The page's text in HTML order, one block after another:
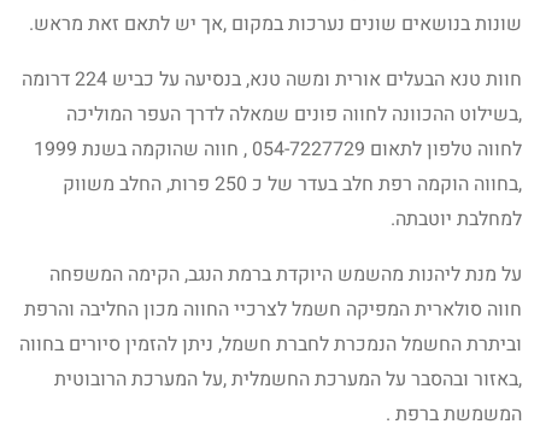
שונות בנושאים שונים נערכות במקום ,אך יש לתאם זאת מראש.
חוות טנא הבעלים אורית ומשה טנא, בנסיעה על כביש 224 דרומה
,בשילוט ההכוונה לחווה פונים שמאלה לדרך העפר המוליכה
לחווה טלפון לתאום 054-7227729 , חווה שהוקמה בשנת 1999
,בחווה הוקמה רפת חלב בעדר של כ 250 פרות, החלב משווק
למחלבת יוטבתה.
על מנת ליהנות מהשמש היוקדת ברמת הנגב, הקימה המשפחה
חווה סולארית המפיקה חשמל לצרכיי החווה מכון החליבה והרפת
וביתרת החשמל הנמכרת לחברת חשמל, ניתן להזמין סיורים בחווה
,באזור ובהסבר על המערכת החשמלית ,על המערכת הרובוטית
המשמשת ברפת .